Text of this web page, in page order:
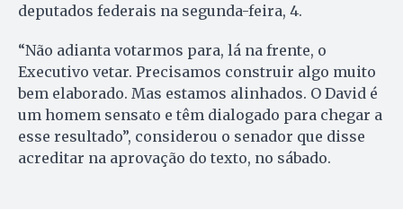
deputados federais na segunda-feira, 4.
“Não adianta votarmos para, lá na frente, o
Executivo vetar. Precisamos construir algo muito
bem elaborado. Mas estamos alinhados. O David é
um homem sensato e têm dialogado para chegar a
esse resultado”, considerou o senador que disse
acreditar na aprovação do texto, no sábado.